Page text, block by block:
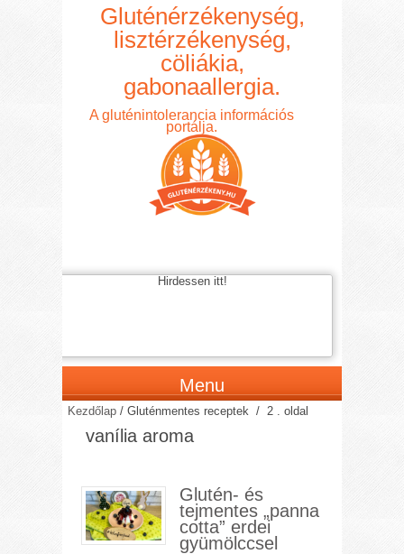
Gluténérzékenység,
lisztérzékenység,
cöliákia,
gabonaallergia.
A gluténintolerancia információs
portálja.
Hirdessen itt!
Menu
Kezdőlap /Gluténmentes receptek / 2 . oldal
vanília aroma
Glutén- és
tejmentes „panna
cotta” erdei
gyümölccsel